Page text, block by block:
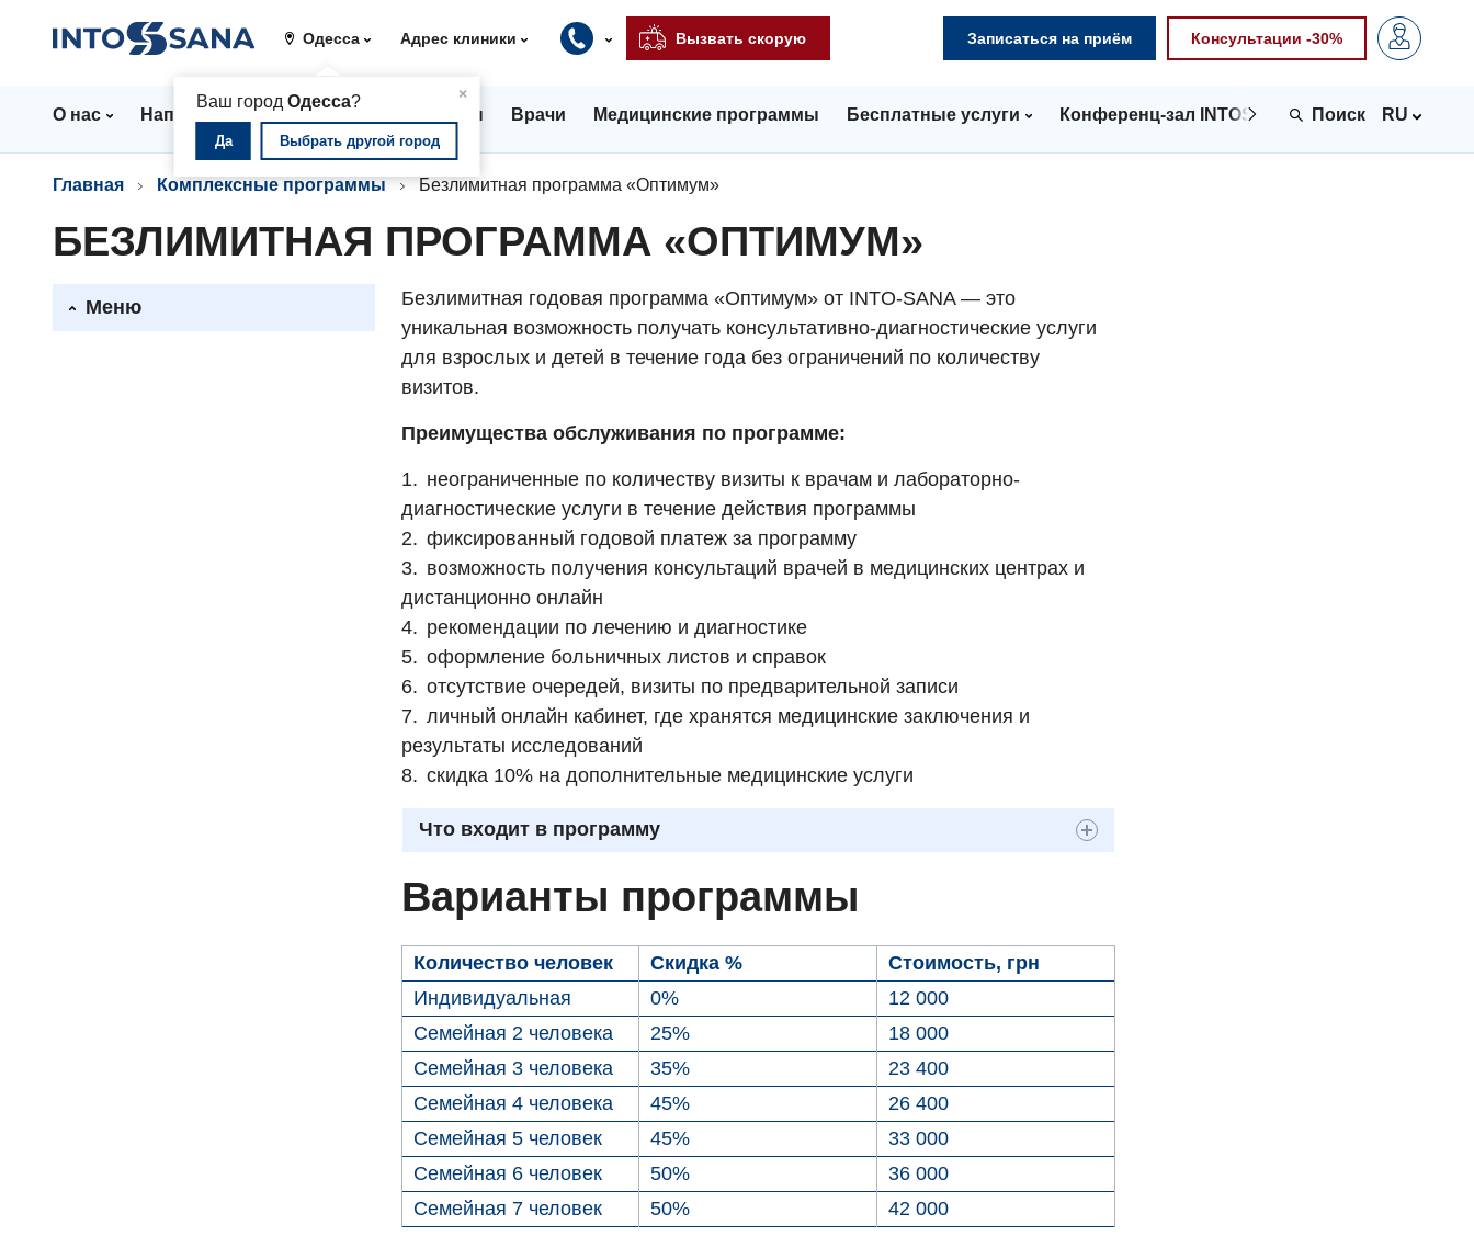
Одесса
×
Ваш город Одесса?
Да Выбрать другой город
Адрес клиники Вызвать скорую Записаться на приём Консультации -30%
О нас Направления Стационар Цены Врачи Медицинские программы Бесплатные услуги Конференц-зал INTOSPACE Контакты
RU
Главная Комплексные программы Безлимитная программа «Оптимум»
БЕЗЛИМИТНАЯ ПРОГРАММА «ОПТИМУМ»
Меню
Безлимитная годовая программа «Оптимум» от INTO-SANA — это
уникальная возможность получать консультативно-диагностические услуги
для взрослых и детей в течение года без ограничений по количеству
визитов.
Преимущества обслуживания по программе:
неограниченные по количеству визиты к врачам и лабораторно-
диагностические услуги в течение действия программы
фиксированный годовой платеж за программу
возможность получения консультаций врачей в медицинских центрах и
дистанционно онлайн
рекомендации по лечению и диагностике
оформление больничных листов и справок
отсутствие очередей, визиты по предварительной записи
личный онлайн кабинет, где хранятся медицинские заключения и
результаты исследований
скидка 10% на дополнительные медицинские услуги
Что входит в программу
Варианты программы
Количество человек Скидка %
Стоимость, грн
Индивидуальная
0%
12 000
Семейная 2 человека
25%
18 000
Семейная 3 человека
35%
23 400
Семейная 4 человека
45%
26 400
Семейная 5 человек
45%
33 000
Семейная 6 человек
50%
36 000
Семейная 7 человек
50% 42 000